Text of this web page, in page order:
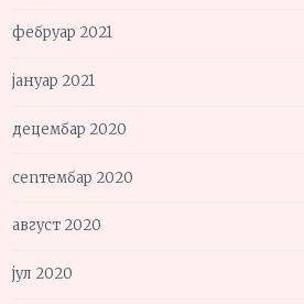
фебруар 2021
јануар 2021
децембар 2020
септембар 2020
август 2020
јул 2020